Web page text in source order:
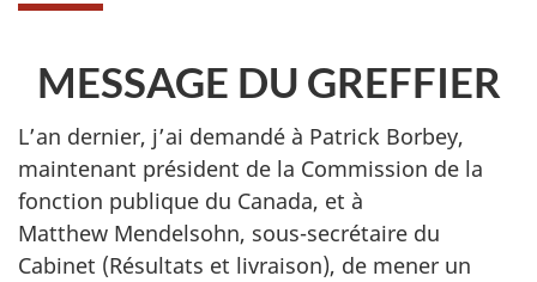
MESSAGE DU GREFFIER
L’an dernier, j’ai demandé à Patrick Borbey,
maintenant président de la Commission de la
fonction publique du Canada, et à
Matthew Mendelsohn, sous-secrétaire du
Cabinet (Résultats et livraison), de mener un